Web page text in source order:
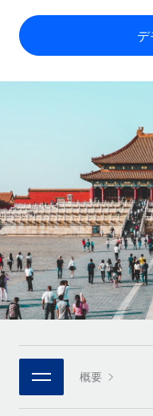
Contractor of
世界中の契約社員と
複雑な雇用関連業務
インフラ
Remote統合
人事機能をワークフ
プラットフォーム
チームのための人事
接続 新しい
当社のMCPを使用し
統合
基本的なビジネスツ
Remoteを他社と
スタートアップ
成長中の企業向けの
リューション
ミッドマーケット
カスタマイズされた
企業
大企業向けのグローバ
パートナーに登録
戦略的テクノロジ
グローバルな人事機
従業員コスト計算
REMOTEで学習
リサーチおよびガイド
活用事例
HR用語集
チェックリストおよび
職務内容ライブラリ
ウェビナー
イベント
English
Deutsch
Español
Italiano
Português (Portugal)
日本語
한국어
デ
概要